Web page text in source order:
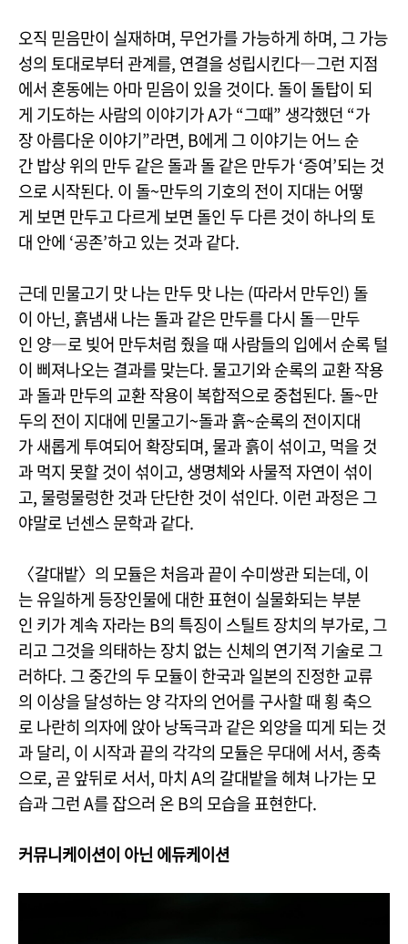
오직 믿음만이 실재하며, 무언가를 가능하게 하며, 그 가능
성의 토대로부터 관계를, 연결을 성립시킨다―그런 지점
에서 혼동에는 아마 믿음이 있을 것이다. 돌이 돌탑이 되
게 기도하는 사람의 이야기가 A가 “그때” 생각했던 “가
장 아름다운 이야기”라면, B에게 그 이야기는 어느 순
간 밥상 위의 만두 같은 돌과 돌 같은 만두가 ‘증여’되는 것
으로 시작된다. 이 돌~만두의 기호의 전이 지대는 어떻
게 보면 만두고 다르게 보면 돌인 두 다른 것이 하나의 토
대 안에 ‘공존’하고 있는 것과 같다.
근데 민물고기 맛 나는 만두 맛 나는 (따라서 만두인) 돌
이 아닌, 흙냄새 나는 돌과 같은 만두를 다시 돌―만두
인 양―로 빚어 만두처럼 줬을 때 사람들의 입에서 순록 털
이 삐져나오는 결과를 맞는다. 물고기와 순록의 교환 작용
과 돌과 만두의 교환 작용이 복합적으로 중첩된다. 돌~만
두의 전이 지대에 민물고기~돌과 흙~순록의 전이지대
가 새롭게 투여되어 확장되며, 물과 흙이 섞이고, 먹을 것
과 먹지 못할 것이 섞이고, 생명체와 사물적 자연이 섞이
고, 물렁물렁한 것과 단단한 것이 섞인다. 이런 과정은 그
야말로 넌센스 문학과 같다.
〈갈대밭〉의 모듈은 처음과 끝이 수미쌍관 되는데, 이
는 유일하게 등장인물에 대한 표현이 실물화되는 부분
인 키가 계속 자라는 B의 특징이 스틸트 장치의 부가로, 그
리고 그것을 의태하는 장치 없는 신체의 연기적 기술로 그
러하다. 그 중간의 두 모듈이 한국과 일본의 진정한 교류
의 이상을 달성하는 양 각자의 언어를 구사할 때 횡 축으
로 나란히 의자에 앉아 낭독극과 같은 외양을 띠게 되는 것
과 달리, 이 시작과 끝의 각각의 모듈은 무대에 서서, 종축
으로, 곧 앞뒤로 서서, 마치 A의 갈대밭을 헤쳐 나가는 모
습과 그런 A를 잡으러 온 B의 모습을 표현한다.
커뮤니케이션이 아닌 에듀케이션